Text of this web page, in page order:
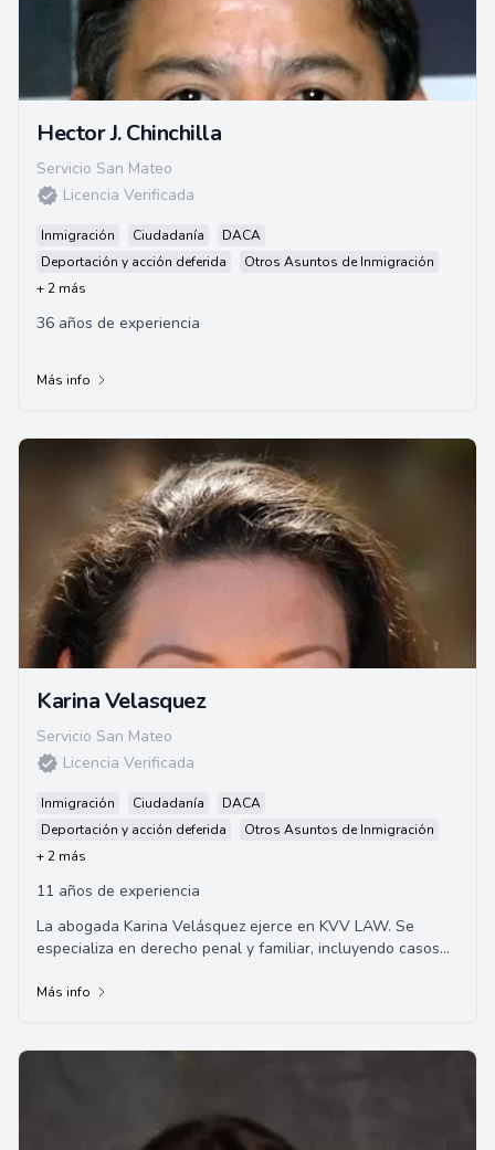
Hector J. Chinchilla
Servicio San Mateo
Licencia Verificada
Inmigración Ciudadanía
DACA
Deportación y acción deferida
Otros Asuntos de Inmigración
+ 2 más
36 años de experiencia
Más info
Karina Velasquez
Servicio San Mateo
Licencia Verificada
Inmigración Ciudadanía
DACA
Deportación y acción deferida
Otros Asuntos de Inmigración
+ 2 más
11 años de experiencia
La abogada Karina Velásquez ejerce en KVV LAW. Se
especializa en derecho penal y familiar, incluyendo casos
Más info